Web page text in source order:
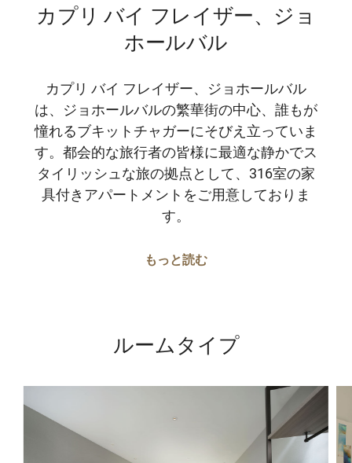
カプリ バイ フレイザー、ジョ
ホールバル
カプリ バイ フレイザー、ジョホールバル
は、ジョホールバルの繁華街の中心、誰もが
憧れるブキットチャガーにそびえ立っていま
す。都会的な旅行者の皆様に最適な静かでス
タイリッシュな旅の拠点として、316室の家
具付きアパートメントをご用意しておりま
す。
もっと読む
ルームタイプ